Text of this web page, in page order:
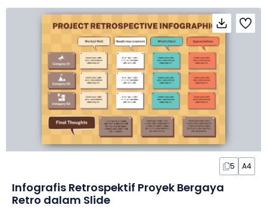
5 A4
Infografis Retrospektif Proyek Bergaya
Retro dalam Slide